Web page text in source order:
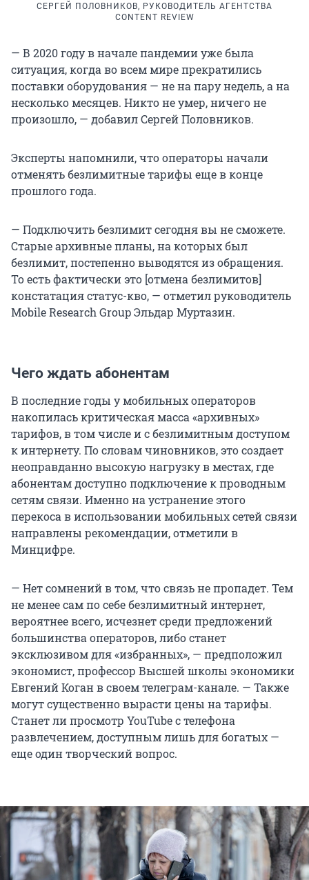
СЕРГЕЙ ПОЛОВНИКОВ, РУКОВОДИТЕЛЬ АГЕНТСТВА
CONTENT REVIEW
— В 2020 году в начале пандемии уже была
ситуация, когда во всем мире прекратились
поставки оборудования — не на пару недель, а на
несколько месяцев. Никто не умер, ничего не
произошло, — добавил Сергей Половников.
Эксперты напомнили, что операторы начали
отменять безлимитные тарифы еще в конце
прошлого года.
— Подключить безлимит сегодня вы не сможете.
Старые архивные планы, на которых был
безлимит, постепенно выводятся из обращения.
То есть фактически это [отмена безлимитов]
констатация статус-кво, — отметил руководитель
Mobile Research Group Эльдар Муртазин.
Чего ждать абонентам
В последние годы у мобильных операторов
накопилась критическая масса «архивных»
тарифов, в том числе и с безлимитным доступом
к интернету. По словам чиновников, это создает
неоправданно высокую нагрузку в местах, где
абонентам доступно подключение к проводным
сетям связи. Именно на устранение этого
перекоса в использовании мобильных сетей связи
направлены рекомендации, отметили в
Минцифре.
— Нет сомнений в том, что связь не пропадет. Тем
не менее сам по себе безлимитный интернет,
вероятнее всего, исчезнет среди предложений
большинства операторов, либо станет
эксклюзивом для «избранных», — предположил
экономист, профессор Высшей школы экономики
Евгений Коган в своем телеграм-канале. — Также
могут существенно вырасти цены на тарифы.
Станет ли просмотр YouTube с телефона
развлечением, доступным лишь для богатых —
еще один творческий вопрос.